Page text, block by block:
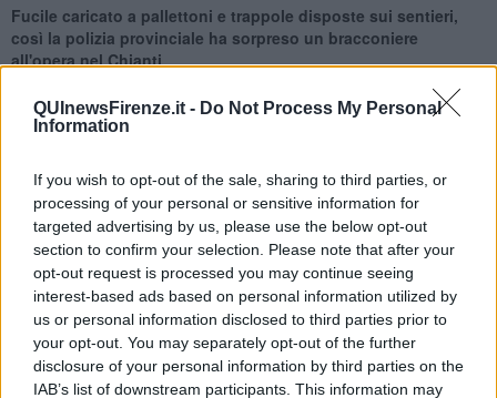
QUInewsFirenze.it - Do Not Process My Personal
Information
If you wish to opt-out of the sale, sharing to third parties, or
processing of your personal or sensitive information for
targeted advertising by us, please use the below opt-out
section to confirm your selection. Please note that after your
opt-out request is processed you may continue seeing
interest-based ads based on personal information utilized by
us or personal information disclosed to third parties prior to
your opt-out. You may separately opt-out of the further
disclosure of your personal information by third parties on the
IAB’s list of downstream participants. This information may
Fucile caricato a pallettoni e trappole disposte sui sentieri,
così la polizia provinciale ha sorpreso un bracconiere
all'opera nel Chianti
FIRENZE —Ha armato il fucile caricandolo a pallettoni ed ha
disposto una serie di lacci per stanare la fauna selvatica ma è stato
intercettato dagli agenti della polizia provinciale.
L'attività di contrasto al bracconaggio ha portato gli agenti della
polizia provinciale della Città Metropolitana di Firenze e le guardie
venatorie del Coordinamento professionale Firenze a fermare un
uomo sorpreso a bordo di un veicolo con un fucile calibro 20
caricato con 3 cartucce a palla.